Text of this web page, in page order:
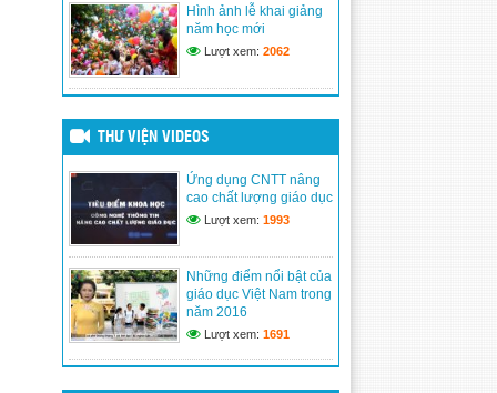
học
(24/03/2017)
Hình ảnh lễ khai giảng
năm học mới
Lượt xem: 2062
THƯ VIỆN VIDEOS
Ứng dụng CNTT nâng
cao chất lượng giáo dục
Lượt xem: 1993
Những điểm nổi bật của
giáo dục Việt Nam trong
năm 2016
Lượt xem: 1691